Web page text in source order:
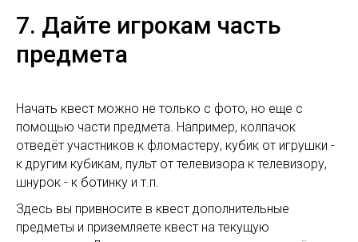
7. Дайте игрокам часть
предмета
Начать квест можно не только с фото, но еще с
помощью части предмета. Например, колпачок
отведёт участников к фломастеру, кубик от игрушки -
к другим кубикам, пульт от телевизора к телевизору,
шнурок - к ботинку и т.п.
Здесь вы привносите в квест дополнительные
предметы и приземляете квест на текущую